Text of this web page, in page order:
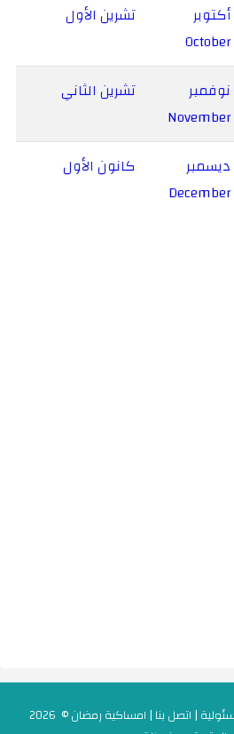
أكتوبر
October
تشرين الأول
نوفمبر
November
تشرين الثاني
ديسمبر
December
كانون الأول
| اتصل بنا | امساكية رمضان
© 2026